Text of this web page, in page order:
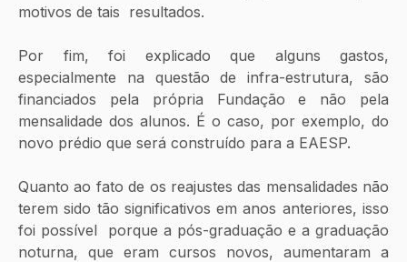
motivos de tais  resultados.
Por fim, foi explicado que alguns gastos,
especialmente na questão de infra-estrutura, são
financiados pela própria Fundação e não pela
mensalidade dos alunos. É o caso, por exemplo, do
novo prédio que será construído para a EAESP.
Quanto ao fato de os reajustes das mensalidades não
terem sido tão significativos em anos anteriores, isso
foi possível  porque a pós-graduação e a graduação
noturna, que eram cursos novos, aumentaram a